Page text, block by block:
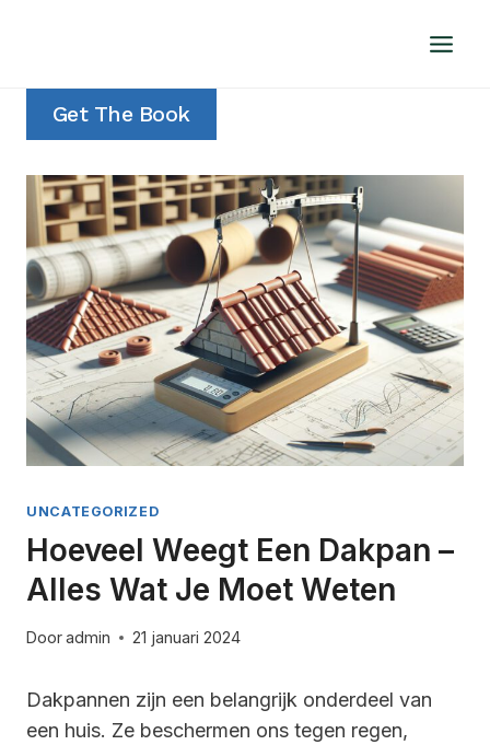
Get The Book
UNCATEGORIZED
Hoeveel Weegt Een Dakpan –
Alles Wat Je Moet Weten
Dooradmin 21 januari 2024
Dakpannen zijn een belangrijk onderdeel van
een huis. Ze beschermen ons tegen regen,